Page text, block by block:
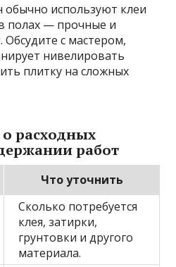
обычно используют клеи
полах — прочные и
Обсудите с мастером,
нивелировать
плитку на сложных
расходных
работ
Что уточнить
Сколько потребуется
клея, затирки,
грунтовки и другого
материала.